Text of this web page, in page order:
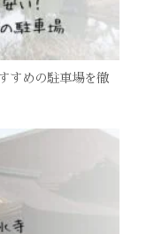
すめの駐車場を徹